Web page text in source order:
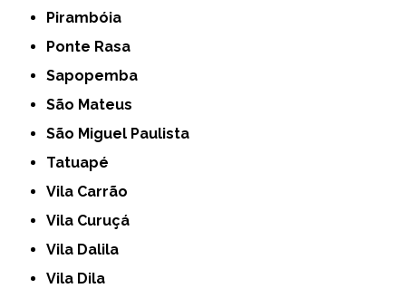
Pirambóia
Ponte Rasa
Sapopemba
São Mateus
São Miguel Paulista
Tatuapé
Vila Carrão
Vila Curuçá
Vila Dalila
Vila Dila